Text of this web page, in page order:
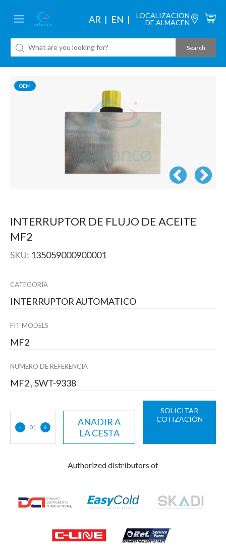
AR EN
LOCALIZACION
DE ALMACEN
OEM
INTERRUPTOR DE FLUJO DE ACEITE
MF2
SKU: 135059000900001
CATEGORÍA
INTERRUPTOR AUTOMATICO
FIT MODELS
MF2
NUMERO DE REFERENCIA
MF2 , SWT-9338
- 01 +
AÑADIR A
LA CESTA
SOLICITAR
COTIZACIÓN
Authorized distributors of